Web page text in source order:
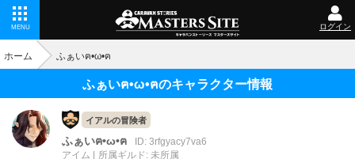
MENU ログイン
ホーム ふぁいฅ•ω•ฅ
ふぁいฅ•ω•ฅのキャラクター情報
イアルの冒険者
ふぁいฅ•ω•ฅ
ID: 3rfgyacy7va6
アイム
所属ギルド: 未所属